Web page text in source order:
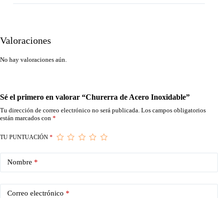
Valoraciones
No hay valoraciones aún.
Sé el primero en valorar “Churerra de Acero Inoxidable”
Tu dirección de correo electrónico no será publicada. Los campos obligatorios
están marcados con *
TU PUNTUACIÓN *
Nombre *
Correo electrónico *